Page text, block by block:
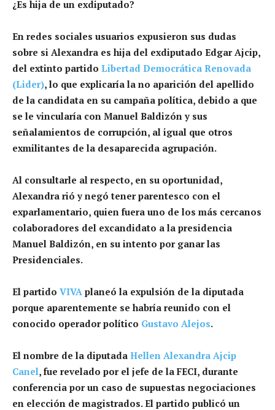
¿Es hija de un exdiputado?
En redes sociales usuarios expusieron sus dudas
sobre si Alexandra es hija del exdiputado Edgar Ajcip,
del extinto partido Libertad Democrática Renovada
(Lider), lo que explicaría la no aparición del apellido
de la candidata en su campaña política, debido a que
se le vincularía con Manuel Baldizón y sus
señalamientos de corrupción, al igual que otros
exmilitantes de la desaparecida agrupación.
Al consultarle al respecto, en su oportunidad,
Alexandra rió y negó tener parentesco con el
exparlamentario, quien fuera uno de los más cercanos
colaboradores del excandidato a la presidencia
Manuel Baldizón, en su intento por ganar las
Presidenciales.
El partido VIVA planeó la expulsión de la diputada
porque aparentemente se habría reunido con el
conocido operador político Gustavo Alejos.
El nombre de la diputada Hellen Alexandra Ajcip
Canel, fue revelado por el jefe de la FECI, durante
conferencia por un caso de supuestas negociaciones
en elección de magistrados. El partido publicó un